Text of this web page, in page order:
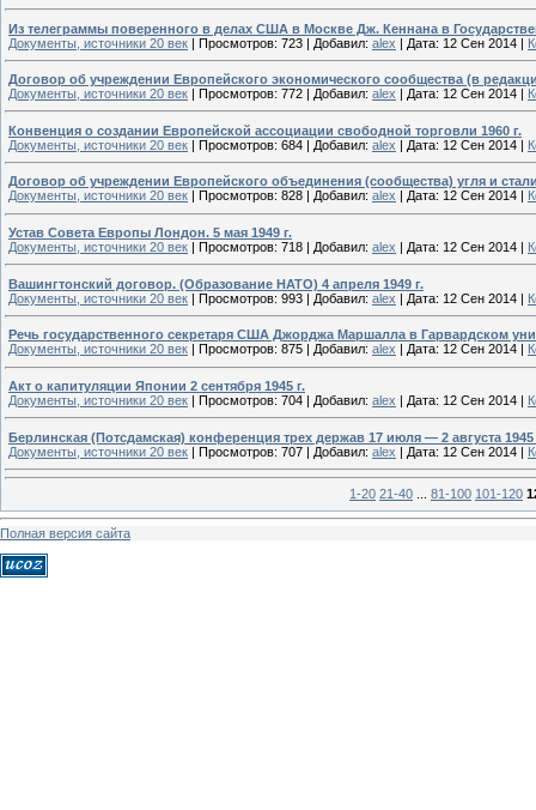
Из телеграммы поверенного в делах США в Москве Дж. Кеннана в
Документы, источники 20 век | Просмотров: 723 | Добавил: alex | Дата: 12 Сен 2014 |
Договор об учреждении Европейского экономического сообщества (в
Документы, источники 20 век | Просмотров: 772 | Добавил: alex | Дата: 12 Сен 2014 |
Конвенция о создании Европейской ассоциации свободной торговли 1960 г.
Документы, источники 20 век | Просмотров: 684 | Добавил: alex | Дата: 12 Сен 2014 |
Договор об учреждении Европейского объединения (сообщества) угля и
Документы, источники 20 век
Просмотров: 828 Добавил: alex Дата: 12 Сен 2014
Устав Совета Европы Лондон. 5 мая 1949 г.
Документы, источники 20 век | Просмотров: 718 | Добавил: alex | Дата: 12 Сен 2014 |
Вашингтонский договор. (Образование НАТО) 4 апреля 1949 г.
Документы, источники 20 век | Просмотров: 993 | Добавил: alex | Дата: 12 Сен 2014 |
Речь государственного секретаря США Джорджа Маршалла в Гарвардском
Документы, источники 20 век
Просмотров: 875 Добавил: alex Дата: 12 Сен 2014
Акт о капитуляции Японии 2 сентября 1945 г.
Документы, источники 20 век | Просмотров: 704 | Добавил: alex | Дата: 12 Сен 2014 |
Берлинская (Потсдамская) конференция трех держав 17 июля — 2 августа 1945
Документы, источники 20 век | Просмотров: 707 | Добавил: alex | Дата: 12 Сен 2014 |
1-20 21-40 81-100 101-120
Полная версия сайта